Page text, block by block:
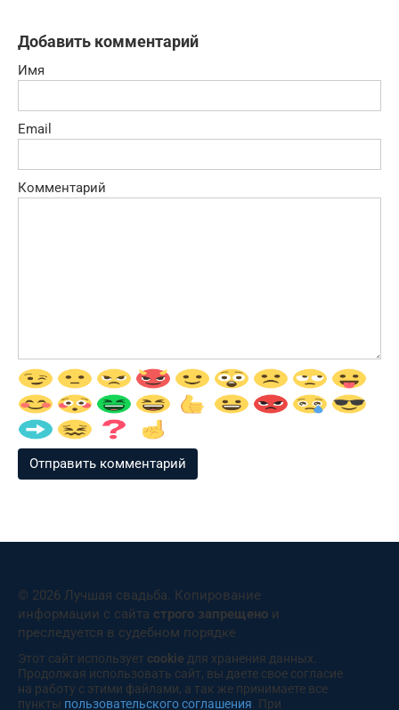
Добавить комментарий
Имя
Email
Комментарий
© 2026 Лучшая свадьба. Копирование
информации с сайта строго запрещено и
преследуется в судебном порядке
Этот сайт использует cookie для хранения данных.
Продолжая использовать сайт, вы даете свое согласие
на работу с этими файлами, а так же принимаете все
пункты пользовательского соглашения . При